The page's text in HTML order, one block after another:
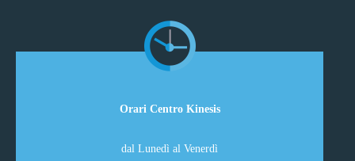
Orari Centro Kinesis
dal Lunedì al Venerdì